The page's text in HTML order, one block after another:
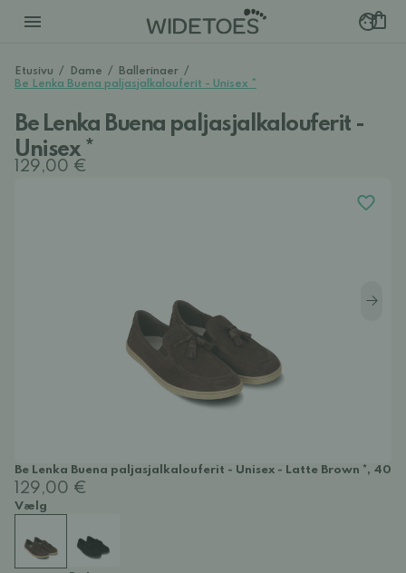
Etusivu / Dame / Ballerinaer /
Be Lenka Buena paljasjalkalouferit - Unisex *
Be Lenka Buena paljasjalkalouferit -
Unisex *
129,00 €
Be Lenka Buena paljasjalkalouferit - Unisex - Latte Brown *, 40
129,00 €
Vælg